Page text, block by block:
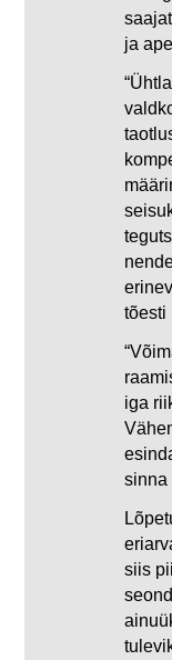
ja
tõesti
iga
sinna
siis